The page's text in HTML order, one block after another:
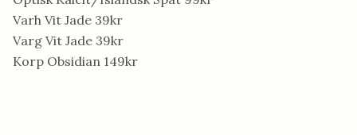
Varh Vit Jade 39kr
Varg Vit Jade 39kr
Korp Obsidian 149kr